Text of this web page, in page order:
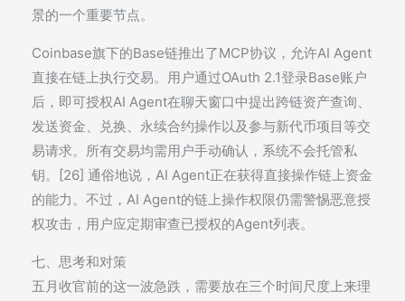
景的一个重要节点。
Coinbase旗下的Base链推出了MCP协议，允许AI Agent
直接在链上执行交易。用户通过OAuth 2.1登录Base账户
后，即可授权AI Agent在聊天窗口中提出跨链资产查询、
发送资金、兑换、永续合约操作以及参与新代币项目等交
易请求。所有交易均需用户手动确认，系统不会托管私
钥。[26] 通俗地说，AI Agent正在获得直接操作链上资金
的能力。不过，AI Agent的链上操作权限仍需警惕恶意授
权攻击，用户应定期审查已授权的Agent列表。
七、思考和对策
五月收官前的这一波急跌，需要放在三个时间尺度上来理